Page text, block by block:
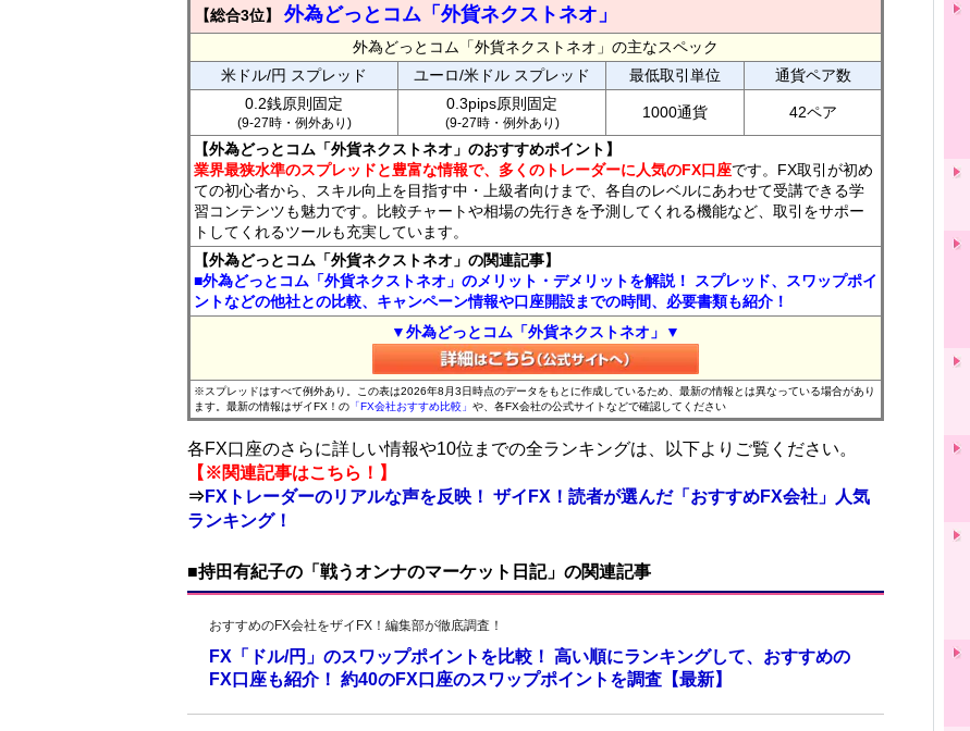
【総合3位】 外為どっとコム「外貨ネクストネオ」
外為どっとコム「外貨ネクストネオ」の主なスペック
米ドル/円 スプレッド
ユーロ/米ドル スプレッド 最低取引単位
通貨ペア数
0.2銭原則固定
(9-27時・例外あり)
0.3pips原則固定
(9-27時・例外あり)
1000通貨 42ペア
【外為どっとコム「外貨ネクストネオ」のおすすめポイント】
業界最狭水準のスプレッドと豊富な情報で、多くのトレーダーに人気のFX口座です。FX取引が初め
ての初心者から、スキル向上を目指す中・上級者向けまで、各自のレベルにあわせて受講できる学
習コンテンツも魅力です。比較チャートや相場の先行きを予測してくれる機能など、取引をサポー
トしてくれるツールも充実しています。
【外為どっとコム「外貨ネクストネオ」の関連記事】
■外為どっとコム「外貨ネクストネオ」のメリット・デメリットを解説！ スプレッド、スワップポイ
ントなどの他社との比較、キャンペーン情報や口座開設までの時間、必要書類も紹介！
▼外為どっとコム「外貨ネクストネオ」▼
※スプレッドはすべて例外あり。この表は2026年8月3日時点のデータをもとに作成しているため、最新の情報とは異なっている場合があり
ます。最新の情報はザイFX！の 「FX会社おすすめ比較」 や、各FX会社の公式サイトなどで確認してください
各FX口座のさらに詳しい情報や10位までの全ランキングは、以下よりご覧ください。
【※関連記事はこちら！】
⇒FXトレーダーのリアルな声を反映！ ザイFX！読者が選んだ「おすすめFX会社」人気
ランキング！
■持田有紀子の「戦うオンナのマーケット日記」の関連記事
おすすめのFX会社をザイFX！編集部が徹底調査！
FX「ドル/円」のスワップポイントを比較！ 高い順にランキングして、おすすめの
FX口座も紹介！ 約40のFX口座のスワップポイントを調査【最新】